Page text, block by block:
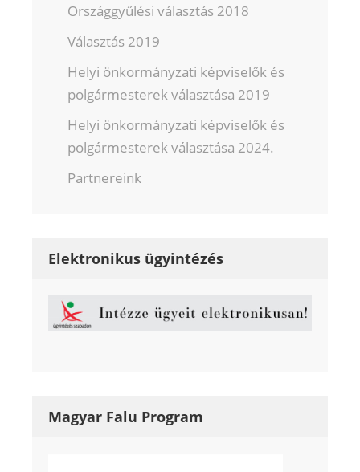
Országgyűlési választás 2018
Választás 2019
Helyi önkormányzati képviselők és
polgármesterek választása 2019
Helyi önkormányzati képviselők és
polgármesterek választása 2024.
Partnereink
Elektronikus ügyintézés
Magyar Falu Program